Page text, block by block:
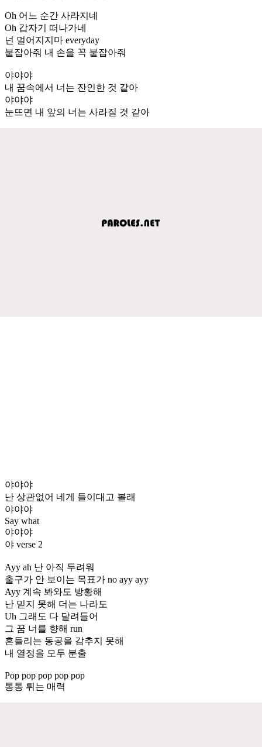
Oh 어느 순간 사라지네
Oh 갑자기 떠나가네
넌 멀어지지마 everyday
붙잡아줘 내 손을 꼭 붙잡아줘
야야야
내 꿈속에서 너는 잔인한 것 같아
야야야
눈뜨면 내 앞의 너는 사라질 것 같아
야야야
난 상관없어 네게 들이대고 볼래
야야야
Say what
야야야
야 verse 2
Ayy ah 난 아직 두려워
출구가 안 보이는 목표가 no ayy ayy
Ayy 계속 봐와도 방황해
난 믿지 못해 더는 나라도
Uh 그래도 다 달려들어
그 꿈 너를 향해 run
흔들리는 동공을 감추지 못해
내 열정을 모두 분출
Pop pop pop pop pop
통통 튀는 매력